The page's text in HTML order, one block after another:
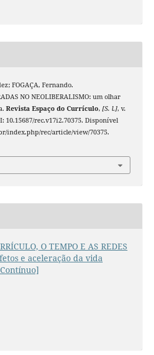
FOGAÇA, Fernando.
NO NEOLIBERALISMO: um olhar
Revista Espaço do Currículo, [S. l.], v.
10.15687/rec.v17i2.70375. Disponível
index.php/rec/article/view/70375.
O TEMPO E AS REDES
e aceleração da vida